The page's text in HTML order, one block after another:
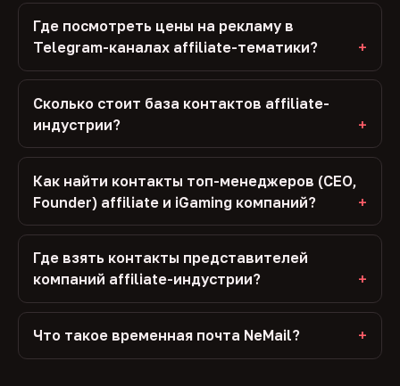
Где посмотреть цены на рекламу в
Telegram-каналах affiliate-тематики?
Сколько стоит база контактов affiliate-
индустрии?
Как найти контакты топ-менеджеров (CEO,
Founder) affiliate и iGaming компаний?
Где взять контакты представителей
компаний affiliate-индустрии?
Что такое временная почта NeMail?